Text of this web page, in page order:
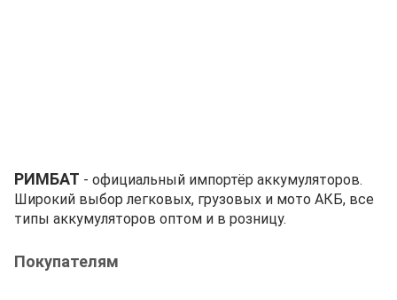
РИМБАТ - официальный импортёр аккумуляторов.
Широкий выбор легковых, грузовых и мото АКБ, все
типы аккумуляторов оптом и в розницу.
Покупателям